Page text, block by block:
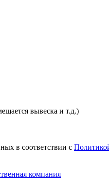
вывеска и т.д.)
в соответствии c
компания